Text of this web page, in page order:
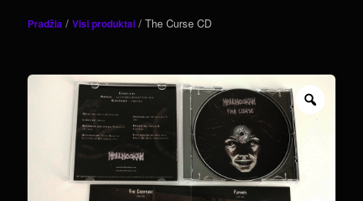
Pradžia /Visi produktai / The Curse CD
Zoom